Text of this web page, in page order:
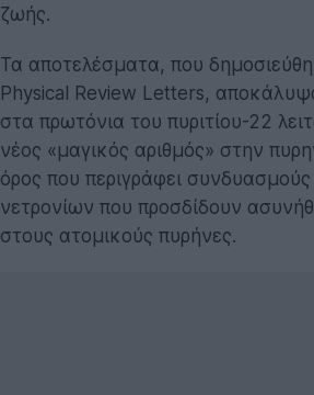
ζωής.
Τα αποτελέσματα, που
Physical Review Letters,
στα πρωτόνια του πυριτίου-22
νέος «μαγικός αριθμός» στην
όρος που περιγράφει
νετρονίων που προσδίδουν
στους ατομικούς πυρήνες.